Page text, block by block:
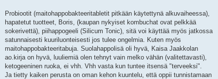
Probiootit (maitohappobakteeritabletit pitkään käytettynä alkuvaiheessa),
hapatetut tuotteet, Boris, (kaupan nykyiset kombuchat ovat pelkkää
sokerivettä), piihappogeeli (Silicum Tonic), sitä voi käyttää myös jatkossa
satunnaisesti kuuriluonteisesti jos tulee ongelmia. Kuten myös
maitohappobakteeritabuja. Suolahappolisä oli hyvä, Kaisa Jaakkolan
ao.kirja on hyvä, luuliemiä olen tehnyt vain melko vähän (valitettavasti),
ketogeeninen ruoka, ei vhh. Vhh vasta kun tuntee itsensä "terveeksi".
Ja tietty kaiken perusta on oman kehon kuuntelu, että oppii tunnistamaan